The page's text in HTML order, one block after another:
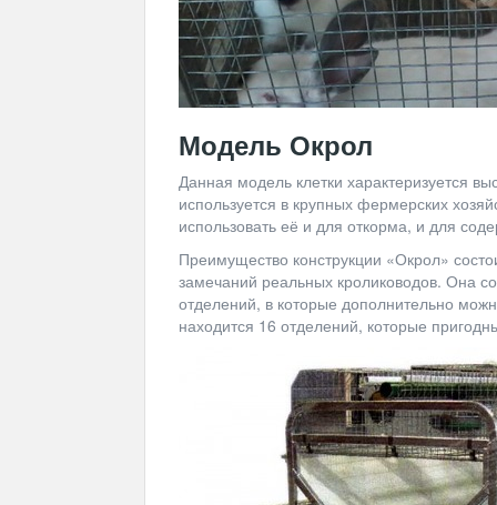
Модель Окрол
Данная модель клетки характеризуется
используется в крупных фермерских
использовать её и для откорма, и для
Преимущество конструкции «Окрол»
замечаний реальных кролиководов. Она
отделений, в которые дополнительно
находится 16 отделений, которые